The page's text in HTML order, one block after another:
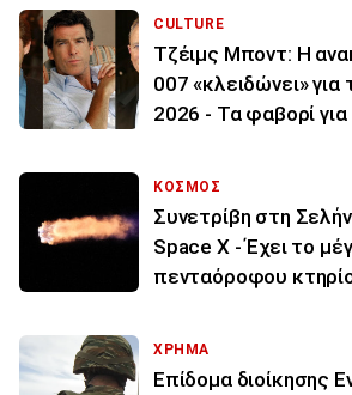
CULTURE
Τζέιμς Μποντ: Η
007 «κλειδώνει»
2026 - Τα φαβορί
ΚΟΣΜΟΣ
Συνετρίβη στη
Space X - Έχει το
πενταόροφου
ΧΡΗΜΑ
Επίδομα διοίκησης